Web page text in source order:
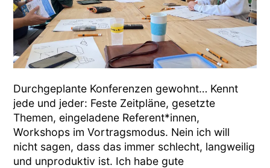
Durchgeplante Konferenzen gewohnt… Kennt
jede und jeder: Feste Zeitpläne, gesetzte
Themen, eingeladene Referent*innen,
Workshops im Vortragsmodus. Nein ich will
nicht sagen, dass das immer schlecht, langweilig
und unproduktiv ist. Ich habe gute